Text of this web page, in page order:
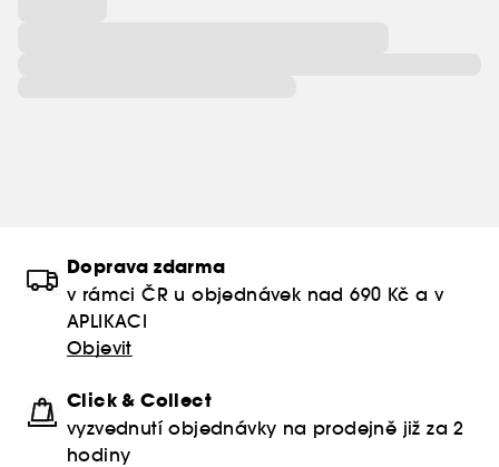
Doprava zdarma
v rámci ČR u objednávek nad 690 Kč a v
APLIKACI
Objevit
Click & Collect
vyzvednutí objednávky na prodejně již za 2
hodiny